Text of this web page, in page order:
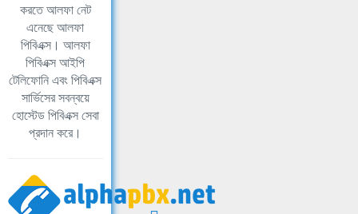
করতে আলফা নেট
এনেছে আলফা
পিবিএক্স। আলফা
পিবিএক্স আইপি
টেলিফোনি এবং পিবিএক্স
সার্ভিসের সবন্বয়ে
হোস্টেড পিবিএক্স সেবা
প্রদান করে।